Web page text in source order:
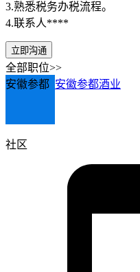
3.熟悉税务办税流程。
4.联系人****
立即沟通
全部职位>>
安徽参都 安徽参都酒业
社区